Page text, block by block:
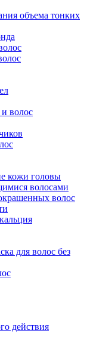
объема тонких
волос
кожи головы
волосами
волос
для волос без
действия